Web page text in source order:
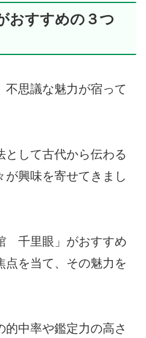
おすすめの３つ
不思議な魅力が宿って
として古代から伝わる
が興味を寄せてきまし
千里眼」がおすすめ
点を当て、その魅力を
中率や鑑定力の高さ